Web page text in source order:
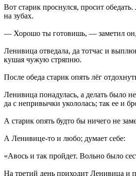
Вот старик проснулся, просит
на зубах.
— Хорошо ты готовишь, — заметил он,
Ленивица отведала, да тотчас и
кушая чужую стряпню.
После обеда старик опять лёг
Ленивица понадулась, а делать было
да с непривычки укололась; так ее и
А старик опять будто бы ничего не
А Ленивице-то и любо; думает себе:
«Авось и так пройдет. Вольно было
На третий день приходит Ленивица и